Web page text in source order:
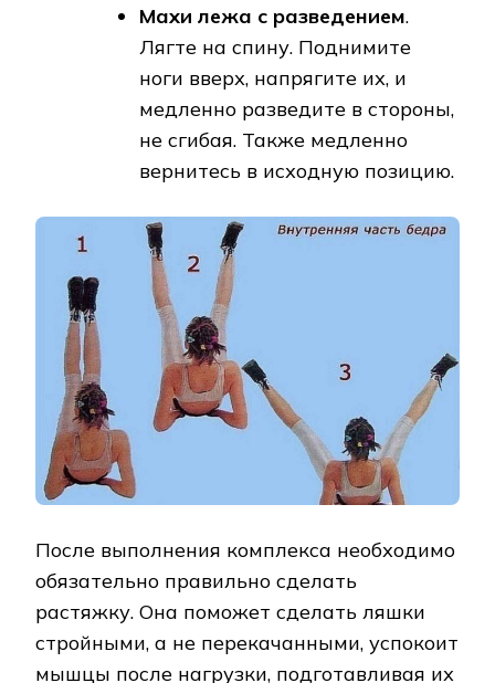
Махи лежа с разведением.
Лягте на спину. Поднимите
ноги вверх, напрягите их, и
медленно разведите в стороны,
не сгибая. Также медленно
вернитесь в исходную позицию.
После выполнения комплекса необходимо
обязательно правильно сделать
растяжку. Она поможет сделать ляшки
стройными, а не перекачанными, успокоит
мышцы после нагрузки, подготавливая их